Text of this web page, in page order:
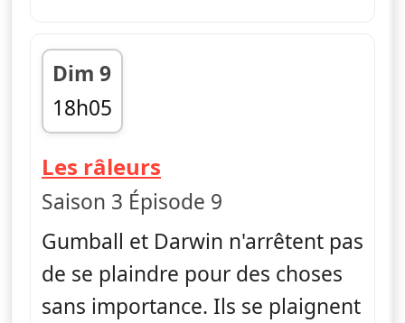
Dim 9
18h05
fin 18h20
Les râleurs
Saison 3 Épisode 9
Gumball et Darwin n'arrêtent pas
de se plaindre pour des choses
sans importance. Ils se plaignent